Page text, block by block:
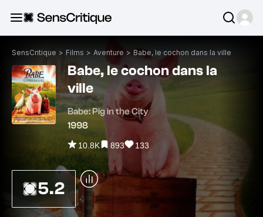
SensCritique > Films > Aventure > Babe, le cochon dans la ville
Babe, le cochon dans la
ville
Babe: Pig in the City
1998
10.8K 893 133
5.2